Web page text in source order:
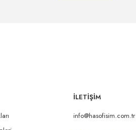
İLETİŞİM
info@hasofisim.com.tr